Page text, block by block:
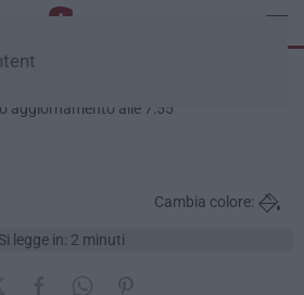
aggiornamento alle 7:55
Si legge in: 2 minuti
Cambia colore: